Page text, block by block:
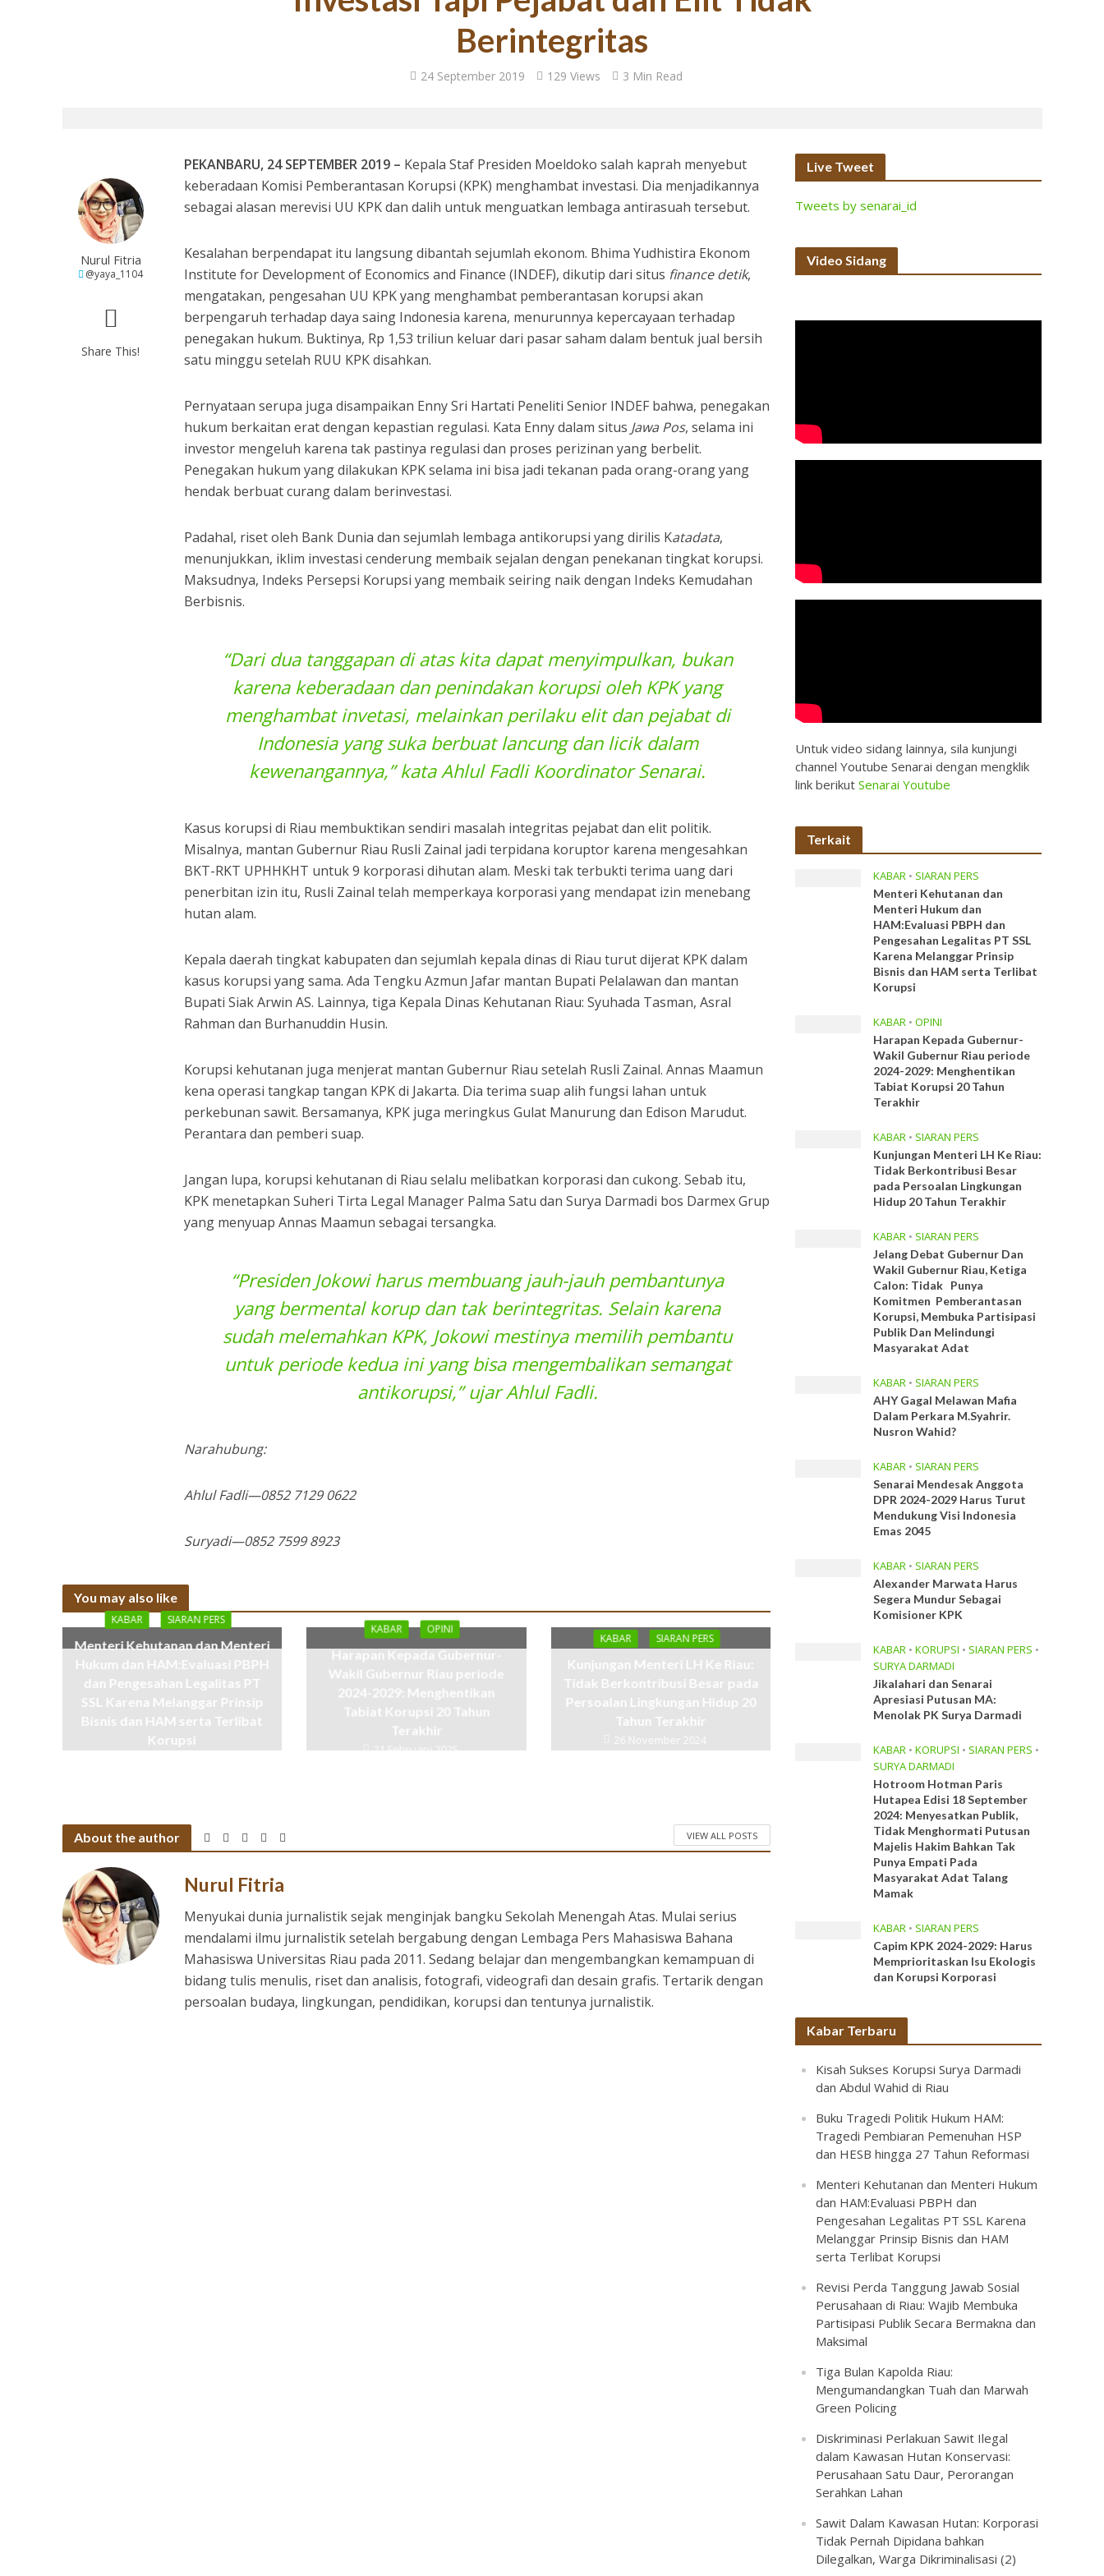
27 Tahun Reformasi 1998: Menanti Aksi Kepala Daerah Mengaudit Bisnis dan HAM
Berintegritas
24 September 2019 129 Views 3 Min Read
Nurul Fitria
@yaya_1104
Share This!
PEKANBARU, 24 SEPTEMBER 2019 – Kepala Staf Presiden Moeldoko salah kaprah menyebut
keberadaan Komisi Pemberantasan Korupsi (KPK) menghambat investasi. Dia menjadikannya
sebagai alasan merevisi UU KPK dan dalih untuk menguatkan lembaga antirasuah tersebut.
Kesalahan berpendapat itu langsung dibantah sejumlah ekonom. Bhima Yudhistira Ekonom
Institute for Development of Economics and Finance (INDEF), dikutip dari situs finance detik,
mengatakan, pengesahan UU KPK yang menghambat pemberantasan korupsi akan
berpengaruh terhadap daya saing Indonesia karena, menurunnya kepercayaan terhadap
penegakan hukum. Buktinya, Rp 1,53 triliun keluar dari pasar saham dalam bentuk jual bersih
satu minggu setelah RUU KPK disahkan.
Pernyataan serupa juga disampaikan Enny Sri Hartati Peneliti Senior INDEF bahwa, penegakan
hukum berkaitan erat dengan kepastian regulasi. Kata Enny dalam situs Jawa Pos, selama ini
investor mengeluh karena tak pastinya regulasi dan proses perizinan yang berbelit.
Penegakan hukum yang dilakukan KPK selama ini bisa jadi tekanan pada orang-orang yang
hendak berbuat curang dalam berinvestasi.
Padahal, riset oleh Bank Dunia dan sejumlah lembaga antikorupsi yang dirilis Katadata,
menunjukkan, iklim investasi cenderung membaik sejalan dengan penekanan tingkat korupsi.
Maksudnya, Indeks Persepsi Korupsi yang membaik seiring naik dengan Indeks Kemudahan
Berbisnis.
“Dari dua tanggapan di atas kita dapat menyimpulkan, bukan
karena keberadaan dan penindakan korupsi oleh KPK yang
menghambat invetasi, melainkan perilaku elit dan pejabat di
Indonesia yang suka berbuat lancung dan licik dalam
kewenangannya,” kata Ahlul Fadli Koordinator Senarai.
Kasus korupsi di Riau membuktikan sendiri masalah integritas pejabat dan elit politik.
Misalnya, mantan Gubernur Riau Rusli Zainal jadi terpidana koruptor karena mengesahkan
BKT-RKT UPHHKHT untuk 9 korporasi dihutan alam. Meski tak terbukti terima uang dari
penerbitan izin itu, Rusli Zainal telah memperkaya korporasi yang mendapat izin menebang
hutan alam.
Kepala daerah tingkat kabupaten dan sejumlah kepala dinas di Riau turut dijerat KPK dalam
kasus korupsi yang sama. Ada Tengku Azmun Jafar mantan Bupati Pelalawan dan mantan
Bupati Siak Arwin AS. Lainnya, tiga Kepala Dinas Kehutanan Riau: Syuhada Tasman, Asral
Rahman dan Burhanuddin Husin.
Korupsi kehutanan juga menjerat mantan Gubernur Riau setelah Rusli Zainal. Annas Maamun
kena operasi tangkap tangan KPK di Jakarta. Dia terima suap alih fungsi lahan untuk
perkebunan sawit. Bersamanya, KPK juga meringkus Gulat Manurung dan Edison Marudut.
Perantara dan pemberi suap.
Jangan lupa, korupsi kehutanan di Riau selalu melibatkan korporasi dan cukong. Sebab itu,
KPK menetapkan Suheri Tirta Legal Manager Palma Satu dan Surya Darmadi bos Darmex Grup
yang menyuap Annas Maamun sebagai tersangka.
“Presiden Jokowi harus membuang jauh-jauh pembantunya
yang bermental korup dan tak berintegritas. Selain karena
sudah melemahkan KPK, Jokowi mestinya memilih pembantu
untuk periode kedua ini yang bisa mengembalikan semangat
antikorupsi,” ujar Ahlul Fadli.
Narahubung:
Ahlul Fadli—0852 7129 0622
Suryadi—0852 7599 8923
You may also like
KABAR SIARAN PERS
Menteri Kehutanan dan Menteri
Hukum dan HAM:Evaluasi PBPH
dan Pengesahan Legalitas PT
SSL Karena Melanggar Prinsip
Bisnis dan HAM serta Terlibat
Korupsi
KABAR OPINI
Harapan Kepada Gubernur-
Wakil Gubernur Riau periode
2024-2029: Menghentikan
Tabiat Korupsi 20 Tahun
Terakhir
21 February 2025
KABAR SIARAN PERS
Kunjungan Menteri LH Ke Riau:
Tidak Berkontribusi Besar pada
Persoalan Lingkungan Hidup 20
Tahun Terakhir
26 November 2024
About the author VIEW ALL POSTS
Nurul Fitria
Menyukai dunia jurnalistik sejak menginjak bangku Sekolah Menengah Atas. Mulai serius
mendalami ilmu jurnalistik setelah bergabung dengan Lembaga Pers Mahasiswa Bahana
Mahasiswa Universitas Riau pada 2011. Sedang belajar dan mengembangkan kemampuan di
bidang tulis menulis, riset dan analisis, fotografi, videografi dan desain grafis. Tertarik dengan
persoalan budaya, lingkungan, pendidikan, korupsi dan tentunya jurnalistik.
Live Tweet
Tweets by senarai_id
Video Sidang
Untuk video sidang lainnya, sila kunjungi
channel Youtube Senarai dengan mengklik
link berikutSenarai Youtube
Terkait
KABAR • SIARAN PERS
Menteri Kehutanan dan
Menteri Hukum dan
HAM:Evaluasi PBPH dan
Pengesahan Legalitas PT SSL
Karena Melanggar Prinsip
Bisnis dan HAM serta Terlibat
Korupsi
KABAR • OPINI
Harapan Kepada Gubernur-
Wakil Gubernur Riau periode
2024-2029: Menghentikan
Tabiat Korupsi 20 Tahun
Terakhir
KABAR • SIARAN PERS
Kunjungan Menteri LH Ke Riau:
Tidak Berkontribusi Besar
pada Persoalan Lingkungan
Hidup 20 Tahun Terakhir
KABAR • SIARAN PERS
Jelang Debat Gubernur Dan
Wakil Gubernur Riau, Ketiga
Calon: Tidak Punya
Komitmen Pemberantasan
Korupsi, Membuka Partisipasi
Publik Dan Melindungi
Masyarakat Adat
KABAR • SIARAN PERS
AHY Gagal Melawan Mafia
Dalam Perkara M.Syahrir.
Nusron Wahid?
KABAR • SIARAN PERS
Senarai Mendesak Anggota
DPR 2024-2029 Harus Turut
Mendukung Visi Indonesia
Emas 2045
KABAR • SIARAN PERS
Alexander Marwata Harus
Segera Mundur Sebagai
Komisioner KPK
KABAR • KORUPSI • SIARAN PERS •
SURYA DARMADI
Jikalahari dan Senarai
Apresiasi Putusan MA:
Menolak PK Surya Darmadi
KABAR • KORUPSI • SIARAN PERS •
SURYA DARMADI
Hotroom Hotman Paris
Hutapea Edisi 18 September
2024: Menyesatkan Publik,
Tidak Menghormati Putusan
Majelis Hakim Bahkan Tak
Punya Empati Pada
Masyarakat Adat Talang
Mamak
KABAR • SIARAN PERS
Capim KPK 2024-2029: Harus
Memprioritaskan Isu Ekologis
dan Korupsi Korporasi
Kabar Terbaru
Kisah Sukses Korupsi Surya Darmadi
dan Abdul Wahid di Riau
Buku Tragedi Politik Hukum HAM:
Tragedi Pembiaran Pemenuhan HSP
dan HESB hingga 27 Tahun Reformasi
Menteri Kehutanan dan Menteri Hukum
dan HAM:Evaluasi PBPH dan
Pengesahan Legalitas PT SSL Karena
Melanggar Prinsip Bisnis dan HAM
serta Terlibat Korupsi
Revisi Perda Tanggung Jawab Sosial
Perusahaan di Riau: Wajib Membuka
Partisipasi Publik Secara Bermakna dan
Maksimal
Tiga Bulan Kapolda Riau:
Mengumandangkan Tuah dan Marwah
Green Policing
Diskriminasi Perlakuan Sawit Ilegal
dalam Kawasan Hutan Konservasi:
Perusahaan Satu Daur, Perorangan
Serahkan Lahan
Sawit Dalam Kawasan Hutan: Korporasi
Tidak Pernah Dipidana bahkan
Dilegalkan, Warga Dikriminalisasi (2)